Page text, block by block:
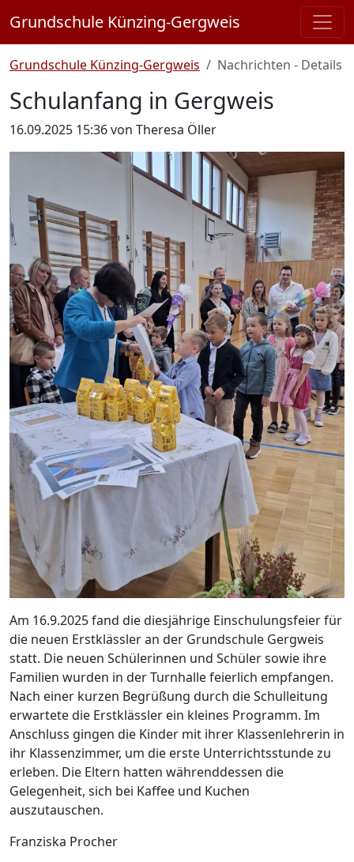
Grundschule Künzing-Gergweis
Grundschule Künzing-Gergweis Nachrichten - Details
Schulanfang in Gergweis
16.09.2025 15:36von Theresa Öller
Am 16.9.2025 fand die diesjährige Einschulungsfeier für
die neuen Erstklässler an der Grundschule Gergweis
statt. Die neuen Schülerinnen und Schüler sowie ihre
Familien wurden in der Turnhalle feierlich empfangen.
Nach einer kurzen Begrüßung durch die Schulleitung
erwartete die Erstklässler ein kleines Programm. Im
Anschluss gingen die Kinder mit ihrer Klassenlehrerin in
ihr Klassenzimmer, um die erste Unterrichtsstunde zu
erleben. Die Eltern hatten währenddessen die
Gelegenheit, sich bei Kaffee und Kuchen
auszutauschen.
Franziska Procher